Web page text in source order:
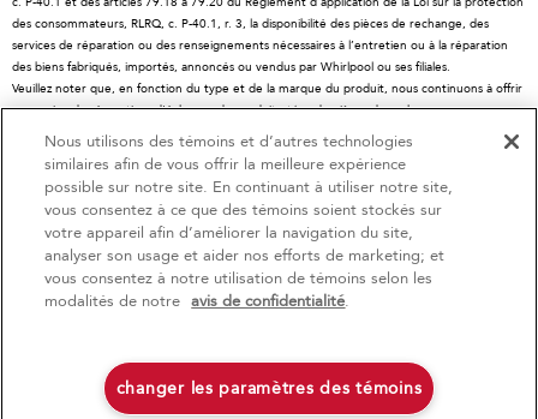
Tiroirs-réchauds
Filtres à eau
Résidents du Québec
Enregistrement d'un produit
Suivre ma commande
Services de livraison et d'installation
Services d'abonnement
Informations relatives aux rappels
Blog
des consommateurs, RLRQ, c. P-40.1, r. 3, la disponibilité des pièces de rechange, des
services de réparation ou des renseignements nécessaires à l’entretien ou à la réparation
des biens fabriqués, importés, annoncés ou vendus par Whirlpool ou ses filiales.
Veuillez noter que, en fonction du type et de la marque du produit, nous continuons à offrir
un service de réparation, d'échange de produit et/ou de pièces de rechange par
l'intermédiaire de notre Centre de service et d'assistance aux propriétaires, sous réserve
des conditions de la garantie limitée du fabricant. Pour plus d'informations, veuillez consulter
les sites Web de nos différentes marques sous la rubrique « Service et assistance » ou
appeler le 1-800-807-6777. Pour InSinkErator, appelez le 1-800-561-1700.
Ce détaillant en ligne est situé au Canada au 200 - 6750 avenue Century, Mississauga
(Ontario) L5N 0B7
Le PDSF se réfère au prix de détail suggéré par le fabricant et peut différer des prix de
vente actuels dans votre région.
®/™© 2026 KitchenAid. Tous droits réservés. Utilisée sous licence au Canada. La forme du
Publicités axées sur les intérêts
Carte du site Contactez-nous
Soldes et offres
Promo Rouge Finit le 9/23/26
Économisez jusqu'à 1200 $
à l’achat de plusieurs gros électroménagers
Magasinez
Actuellement
Centre de
Magasinez
Nous utilisons des témoins et d’autres technologies
similaires afin de vous offrir la meilleure expérience
possible sur notre site. En continuant à utiliser notre site,
vous consentez à ce que des témoins soient stockés sur
votre appareil afin d’améliorer la navigation du site,
analyser son usage et aider nos efforts de marketing; et
vous consentez à notre utilisation de témoins selon les
modalités de notre avis de confidentialité.
changer les paramètres des témoins